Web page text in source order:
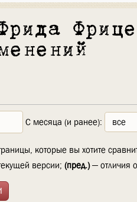
С месяца (и ранее):
которые вы хотите
версии; (пред.)— отличия